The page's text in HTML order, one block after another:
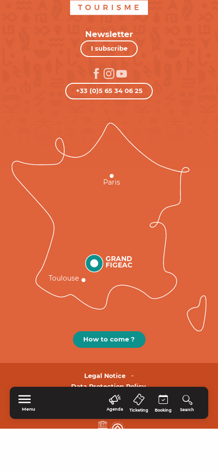
Menu Agenda Ticketing Booking Search
Newsletter
I subscribe
+33 (0)5 65 34 06 25
GRAND
FIGEAC
Toulouse
Paris
How to come ?
Legal Notice
Data Protection Policy.